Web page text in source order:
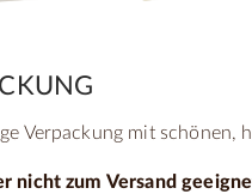
Verpackung mit schönen,
nicht zum Versand